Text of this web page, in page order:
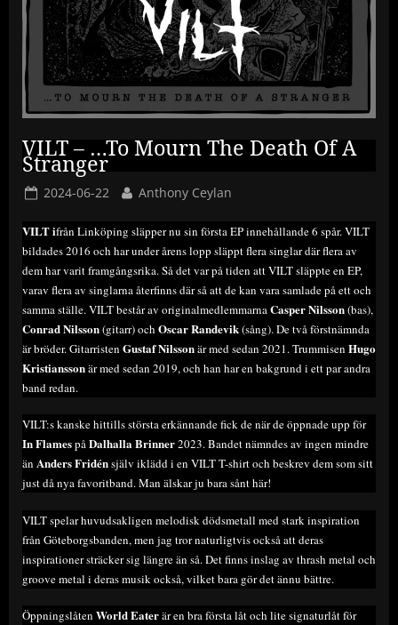
VILT – …To Mourn The Death Of A
Stranger
Posted
2024-06-22 By
Anthony Ceylan
VILT ifrån Linköping släpper nu sin första EP innehållande 6 spår. VILT
bildades 2016 och har under årens lopp släppt flera singlar där flera av
dem har varit framgångsrika. Så det var på tiden att VILT släppte en EP,
varav flera av singlarna återfinns där så att de kan vara samlade på ett och
samma ställe. VILT består av originalmedlemmarnaCasper Nilsson(bas),
Conrad Nilsson(gitarr) och Oscar Randevik(sång). De två förstnämnda
är bröder. Gitarristen Gustaf Nilssonär med sedan 2021. Trummisen Hugo
Kristianssonär med sedan 2019, och han har en bakgrund i ett par andra
band redan.
VILT:s kanske hittills största erkännande fick de när de öppnade upp för
In FlamespåDalhalla Brinner2023. Bandet nämndes av ingen mindre
än Anders Fridénsjälv iklädd i en VILT T-shirt och beskrev dem som sitt
just då nya favoritband. Man älskar ju bara sånt här!
VILT spelar huvudsakligen melodisk dödsmetall med stark inspiration
från Göteborgsbanden, men jag tror naturligtvis också att deras
inspirationer sträcker sig längre än så. Det finns inslag av thrash metal och
groove metal i deras musik också, vilket bara gör det ännu bättre.
Öppningslåten World Eaterär en bra första låt och lite signaturlåt för